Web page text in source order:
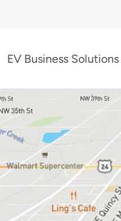
EV Business Solutions